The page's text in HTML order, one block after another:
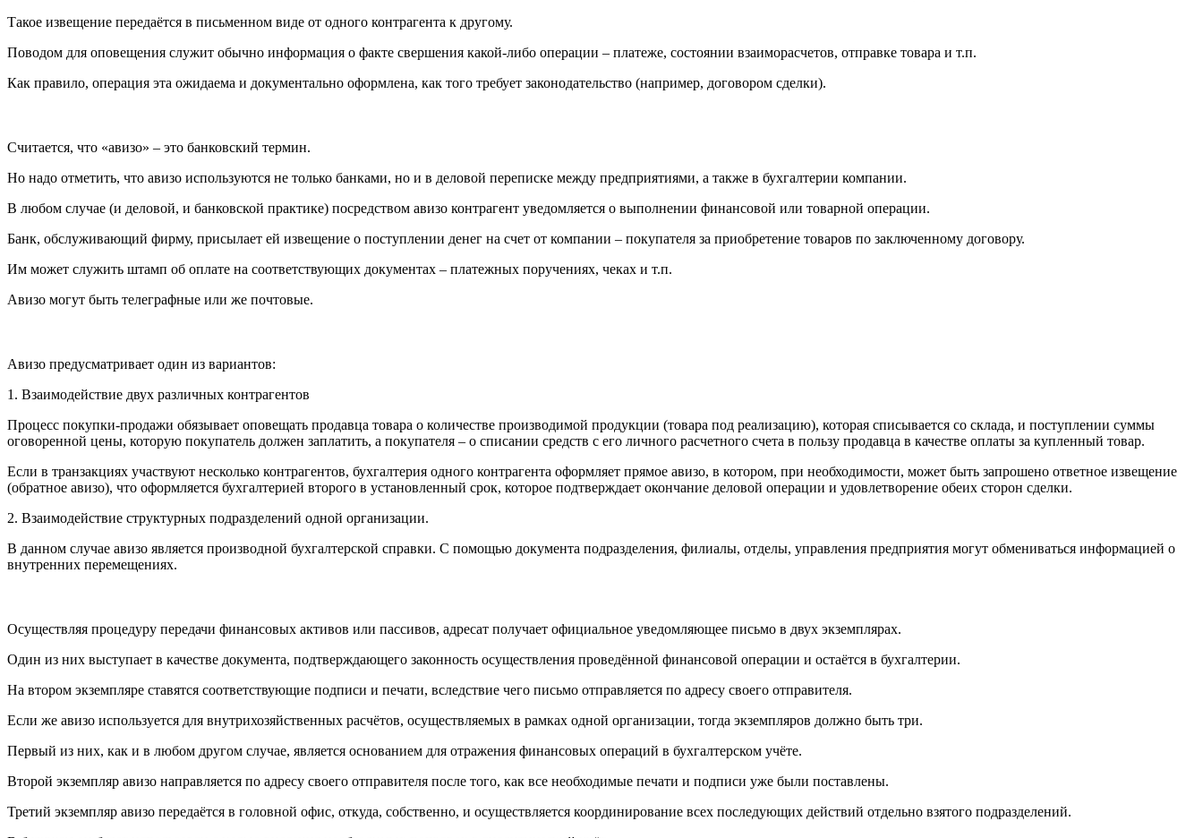
Такое извещение передаётся в письменном виде от одного контрагента к другому.
Поводом для оповещения служит обычно информация о факте свершения какой-либо операции – платеже, состоянии взаиморасчетов, отправке товара и т.п.
Как правило, операция эта ожидаема и документально оформлена, как того требует законодательство (например, договором сделки).
Считается, что «авизо» – это банковский термин.
Но надо отметить, что авизо используются не только банками, но и в деловой переписке между предприятиями, а также в бухгалтерии компании.
В любом случае (и деловой, и банковской практике) посредством авизо контрагент уведомляется о выполнении финансовой или товарной операции.
Банк, обслуживающий фирму, присылает ей извещение о поступлении денег на счет от компании – покупателя за приобретение товаров по заключенному договору.
Им может служить штамп об оплате на соответствующих документах – платежных поручениях, чеках и т.п.
Авизо могут быть телеграфные или же почтовые.
Авизо предусматривает один из вариантов:
1. Взаимодействие двух различных контрагентов
Процесс покупки-продажи обязывает оповещать продавца товара о количестве производимой продукции (товара под реализацию), которая списывается со склада, и поступлении суммы
оговоренной цены, которую покупатель должен заплатить, а покупателя – о списании средств с его личного расчетного счета в пользу продавца в качестве оплаты за купленный товар.
Если в транзакциях участвуют несколько контрагентов, бухгалтерия одного контрагента оформляет прямое авизо, в котором, при необходимости, может быть запрошено ответное извещение
(обратное авизо), что оформляется бухгалтерией второго в установленный срок, которое подтверждает окончание деловой операции и удовлетворение обеих сторон сделки.
2. Взаимодействие структурных подразделений одной организации.
В данном случае авизо является производной бухгалтерской справки. С помощью документа подразделения, филиалы, отделы, управления предприятия могут обмениваться информацией о
внутренних перемещениях.
Осуществляя процедуру передачи финансовых активов или пассивов, адресат получает официальное уведомляющее письмо в двух экземплярах.
Один из них выступает в качестве документа, подтверждающего законность осуществления проведённой финансовой операции и остаётся в бухгалтерии.
На втором экземпляре ставятся соответствующие подписи и печати, вследствие чего письмо отправляется по адресу своего отправителя.
Если же авизо используется для внутрихозяйственных расчётов, осуществляемых в рамках одной организации, тогда экземпляров должно быть три.
Первый из них, как и в любом другом случае, является основанием для отражения финансовых операций в бухгалтерском учёте.
Второй экземпляр авизо направляется по адресу своего отправителя после того, как все необходимые печати и подписи уже были поставлены.
Третий экземпляр авизо передаётся в головной офис, откуда, собственно, и осуществляется координирование всех последующих действий отдельно взятого подразделений.